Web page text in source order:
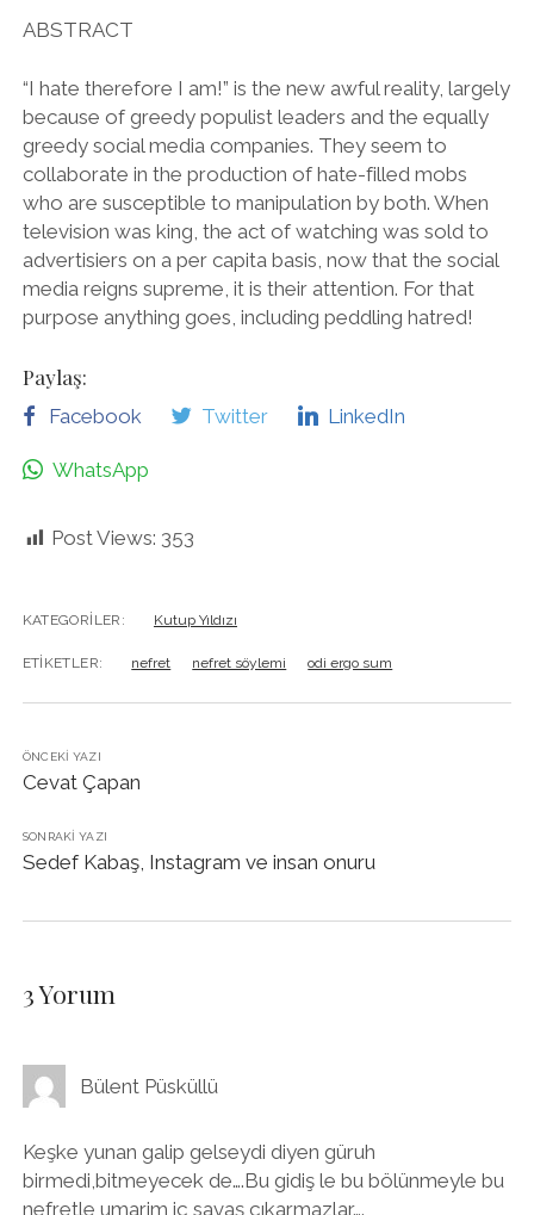
ABSTRACT
“I hate therefore I am!” is the new awful reality, largely
because of greedy populist leaders and the equally
greedy social media companies. They seem to
collaborate in the production of hate-filled mobs
who are susceptible to manipulation by both. When
television was king, the act of watching was sold to
advertisiers on a per capita basis, now that the social
media reigns supreme, it is their attention. For that
purpose anything goes, including peddling hatred!
Paylaş:
Facebook Twitter LinkedIn
WhatsApp
Post Views: 353
KATEGORILER: Kutup Yıldızı
ETIKETLER: nefret nefret söylemi odi ergo sum
ÖNCEKI YAZI
Cevat Çapan
SONRAKI YAZI
Sedef Kabaş, Instagram ve insan onuru
3 Yorum
Bülent Püsküllü
Keşke yunan galip gelseydi diyen güruh
birmedi,bitmeyecek de….Bu gidiş le bu bölünmeyle bu
nefretle umarim iç savaş çıkarmazlar….